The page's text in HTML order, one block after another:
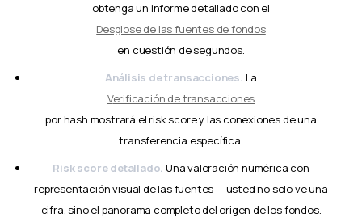
obtenga un informe detallado con el
desglose de las fuentes de fondos
en cuestión de segundos.
Análisis de transacciones. La
verificación de transacciones
por hash mostrará el risk score y las conexiones de una
transferencia específica.
Risk score detallado. Una valoración numérica con
representación visual de las fuentes — usted no solo ve una
cifra, sino el panorama completo del origen de los fondos.